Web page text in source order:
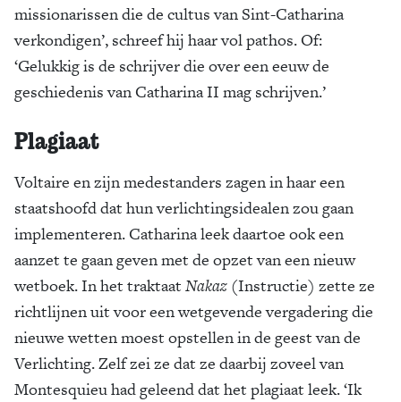
missionarissen die de cultus van Sint-Catharina
verkondigen’, schreef hij haar vol pathos. Of:
‘Gelukkig is de schrijver die over een eeuw de
geschiedenis van Catharina II mag schrijven.’
Plagiaat
Voltaire en zijn medestanders zagen in haar een
staatshoofd dat hun verlichtingsidealen zou gaan
implementeren. Catharina leek daartoe ook een
aanzet te gaan geven met de opzet van een nieuw
wetboek. In het traktaat Nakaz (Instructie) zette ze
richtlijnen uit voor een wetgevende vergadering die
nieuwe wetten moest opstellen in de geest van de
Verlichting. Zelf zei ze dat ze daarbij zoveel van
Montesquieu had geleend dat het plagiaat leek. ‘Ik